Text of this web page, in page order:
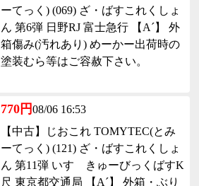
ーてっく) (069) ざ・ばすこれくしょ
ん 第6弾 日野RJ 富士急行 【A´】 外
箱傷み(汚れあり) めーかー出荷時の
塗装むら等はご容赦下さい。
770円08/06 16:53
【中古】じおこれ TOMYTEC(とみ
ーてっく) (121) ざ・ばすこれくしょ
ん 第11弾 いすゞきゅーびっくばすK
尺 東京都交通局 【A´】 外箱・ぶり